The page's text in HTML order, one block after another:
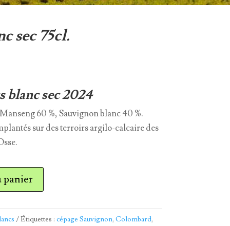
sec 75cl.
blanc sec 2024
60 %, Sauvignon blanc 40 %.
sur des terroirs argilo-calcaire des
panier
Étiquettes : cépage Sauvignon, Colombard,